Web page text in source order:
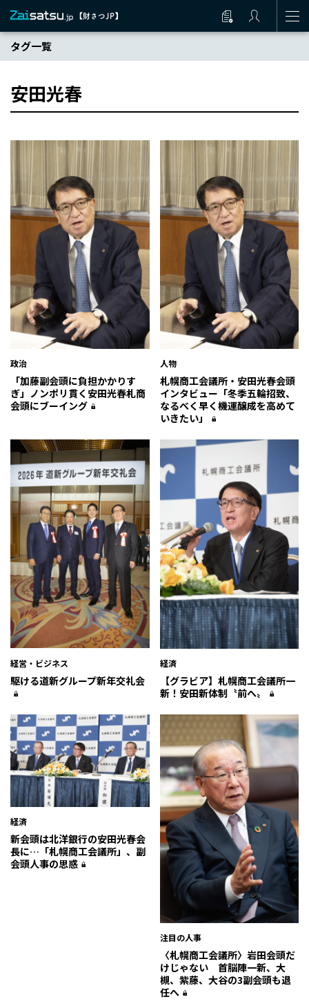
タグ一覧
安田光春
政治
「加藤副会頭に負担かかりす
ぎ」ノンポリ貫く安田光春札商
会頭にブーイング
人物
札幌商工会議所・安田光春会頭
インタビュー「冬季五輪招致、
なるべく早く機運醸成を高めて
いきたい」
経営・ビジネス
駆ける――道新グループ新年交礼会――
経済
【グラビア】札幌商工会議所一
新！安田新体制〝前へ〟
経済
新会頭は北洋銀行の安田光春会
長に…「札幌商工会議所」、副
会頭人事の思惑
注目の人事
〈札幌商工会議所〉岩田会頭だ
けじゃない 首脳陣一新、大
槻、紫藤、大谷の3副会頭も退
任へ